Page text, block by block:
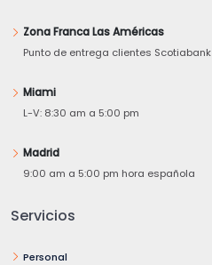
Zona Franca Las Américas
Punto de entrega clientes Scotiabank
Miami
L-V: 8:30 am a 5:00 pm
Madrid
9:00 am a 5:00 pm hora española
Servicios
Personal